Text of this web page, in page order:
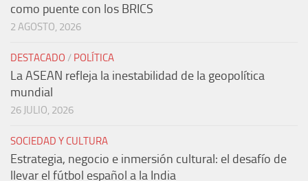
como puente con los BRICS
2 AGOSTO, 2026
DESTACADO / POLÍTICA
La ASEAN refleja la inestabilidad de la geopolítica
mundial
26 JULIO, 2026
SOCIEDAD Y CULTURA
Estrategia, negocio e inmersión cultural: el desafío de
llevar el fútbol español a la India